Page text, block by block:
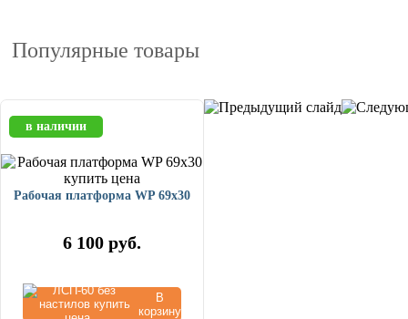
Популярные товары
в наличии
Рабочая платформа WP 69x30
6 100 руб.
В
корзину